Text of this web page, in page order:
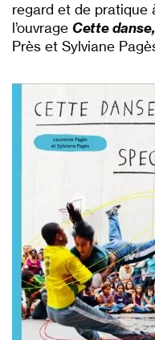
regard et de pratique
l’ouvrage Cette
Près et Sylviane